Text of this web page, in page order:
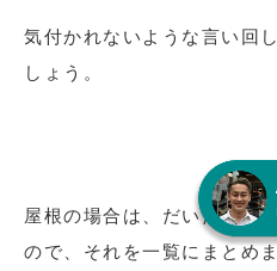
気付かれないような言い回
しょう。
屋根の場合は、だいたい決
ので、それを一覧にまとめま